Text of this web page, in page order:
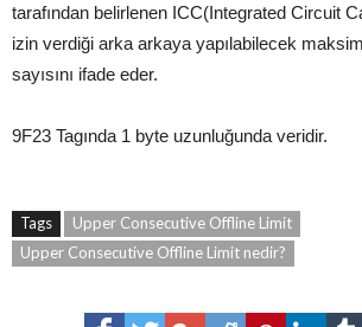
tarafından belirlenen ICC(Integrated Circuit
izin verdiği arka arkaya yapılabilecek
sayısını ifade eder.
9F23 Tagında 1 byte uzunluğunda veridir.
Tags
Upper Consecutive Offline Limit
Upper Consecutive Offline Limit nedir?